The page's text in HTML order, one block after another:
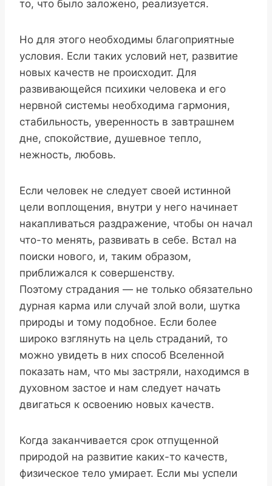
то, что было заложено, реализуется.
Но для этого необходимы благоприятные
условия. Если таких условий нет, развитие
новых качеств не происходит. Для
развивающейся психики человека и его
нервной системы необходима гармония,
стабильность, уверенность в завтрашнем
дне, спокойствие, душевное тепло,
нежность, любовь.
Если человек не следует своей истинной
цели воплощения, внутри у него начинает
накапливаться раздражение, чтобы он начал
что-то менять, развивать в себе. Встал на
поиски нового, и, таким образом,
приближался к совершенству.
Поэтому страдания — не только обязательно
дурная карма или случай злой воли, шутка
природы и тому подобное. Если более
широко взглянуть на цель страданий, то
можно увидеть в них способ Вселенной
показать нам, что мы застряли, находимся в
духовном застое и нам следует начать
двигаться к освоению новых качеств.
Когда заканчивается срок отпущенной
природой на развитие каких-то качеств,
физическое тело умирает. Если мы успели